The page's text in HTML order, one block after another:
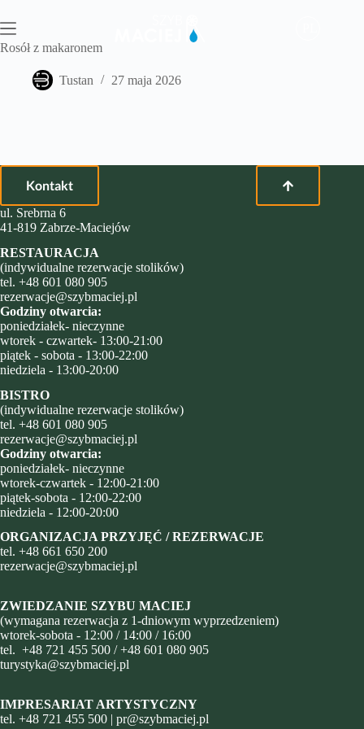
do
treści
Rosół z makaronem
Tustan 27 maja 2026
Kontakt
ul. Srebrna 6
41-819 Zabrze-Maciejów
RESTAURACJA
(indywidualne rezerwacje stolików)
tel. +48 601 080 905
rezerwacje@szybmaciej.pl
Godziny otwarcia:
poniedziałek- nieczynne
wtorek - czwartek- 13:00-21:00
piątek - sobota - 13:00-22:00
niedziela - 13:00-20:00
BISTRO
(indywidualne rezerwacje stolików)
tel. +48 601 080 905
rezerwacje@szybmaciej.pl
Godziny otwarcia:
poniedziałek- nieczynne
wtorek-czwartek - 12:00-21:00
piątek-sobota - 12:00-22:00
niedziela - 12:00-20:00
ORGANIZACJA PRZYJĘĆ / REZERWACJE
tel. +48 661 650 200
rezerwacje@szybmaciej.pl
ZWIEDZANIE SZYBU MACIEJ
(wymagana rezerwacja z 1-dniowym wyprzedzeniem)
wtorek-sobota - 12:00 / 14:00 / 16:00
tel. +48 721 455 500 /+48 601 080 905
turystyka@szybmaciej.pl
IMPRESARIAT ARTYSTYCZNY
tel. +48 721 455 500 | pr@szybmaciej.pl